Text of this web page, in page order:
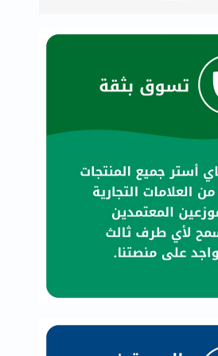
فيتامين
فيتامين
فيتامين
ج
فيتامين
د
فيتامين
المعادن
المغنيسيوم